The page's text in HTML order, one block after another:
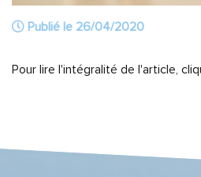
Publié le 26/04/2020
Pour lire l'intégralité de l'article,